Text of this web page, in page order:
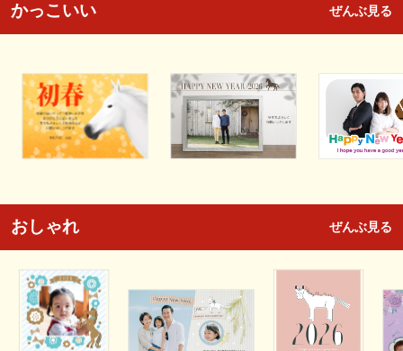
かっこいい ぜんぶ見る
おしゃれ ぜんぶ見る